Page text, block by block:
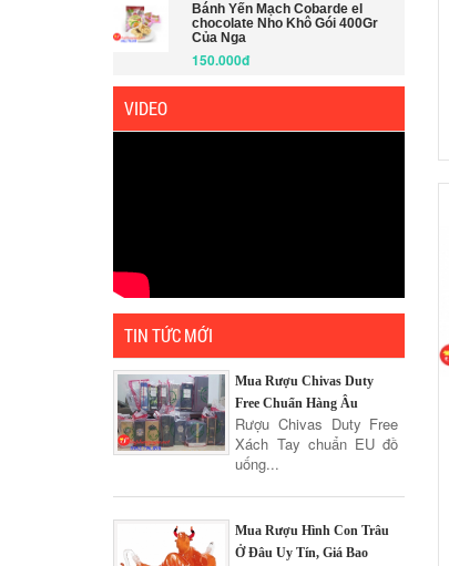
Bánh Yến Mạch Cobarde el
chocolate Nho Khô Gói 400Gr
Của Nga
150.000đ
VIDEO
TIN TỨC MỚI
Mua Rượu Chivas Duty
Free Chuẩn Hàng Âu
Rượu Chivas Duty Free
Xách Tay chuẩn EU đồ
uống...
Mua Rượu Hình Con Trâu
Ở Đâu Uy Tín, Giá Bao